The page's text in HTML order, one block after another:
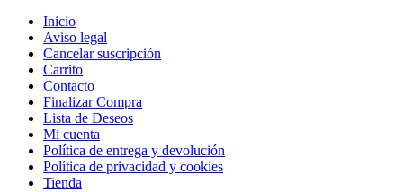
Inicio
Aviso legal
Cancelar suscripción
Carrito
Contacto
Finalizar Compra
Lista de Deseos
Mi cuenta
Política de entrega y devolución
Política de privacidad y cookies
Tienda